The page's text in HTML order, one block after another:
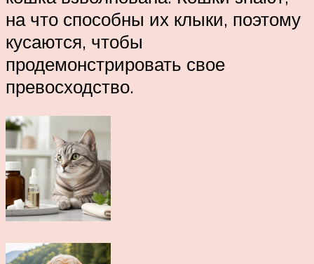
на что способны их клыки, поэтому
кусаются, чтобы
продемонстрировать свое
превосходство.